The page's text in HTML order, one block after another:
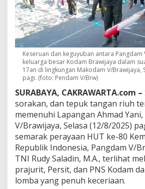
k
a
:
P
a
n
g
d
V
/
B
r
a
w
i
j
a
a
Keseruan dan keguyuban antara Pangdam
keluarga besar Kodam Brawijaya dalam
17an di lingkungan Makodam V/Brawijaya,
pagi. (foto: Pendam V/Brw)
SURABAYA, CAKRAWARTA.com –
sorakan, dan tepuk tangan riuh
memenuhi Lapangan Ahmad
V/Brawijaya, Selasa (12/8/2025)
semarak perayaan HUT ke-80
Republik Indonesia, Pangdam V/
TNI Rudy Saladin, M.A., terlihat
prajurit, Persit, dan PNS Kodam
lomba yang penuh keceriaan.